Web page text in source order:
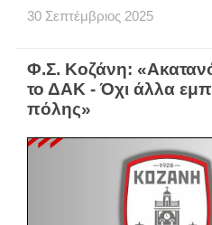
30 Σεπτέμβριος 2025
Φ.Σ. Κοζάνη:
το ΔΑΚ - Όχι άλλα
πόλης»